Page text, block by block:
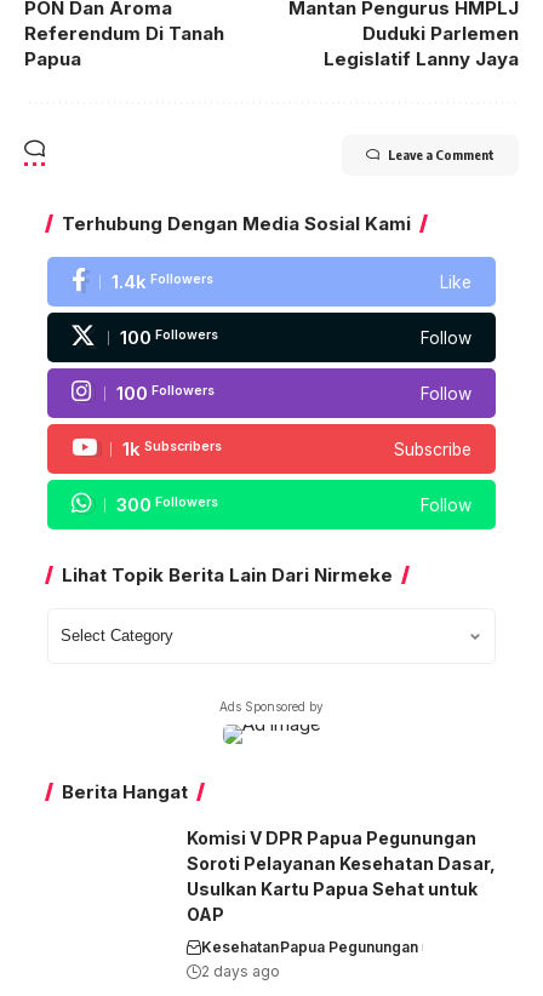
PON Dan Aroma
Referendum Di Tanah
Papua
Mantan Pengurus HMPLJ
Duduki Parlemen
Legislatif Lanny Jaya
Leave a Comment
Terhubung Dengan Media Sosial Kami
1.4k Followers Like
100 Followers Follow
100 Followers Follow
1k Subscribers Subscribe
300 Followers Follow
Lihat Topik Berita Lain Dari Nirmeke
Ads Sponsored by
Berita Hangat
Komisi V DPR Papua Pegunungan
Soroti Pelayanan Kesehatan Dasar,
Usulkan Kartu Papua Sehat untuk
OAP
KesehatanPapua Pegunungan
2 days ago